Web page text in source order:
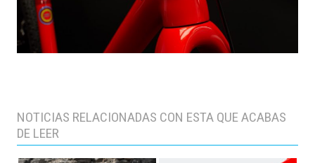
NOTICIAS RELACIONADAS CON ESTA QUE ACABAS
DE LEER